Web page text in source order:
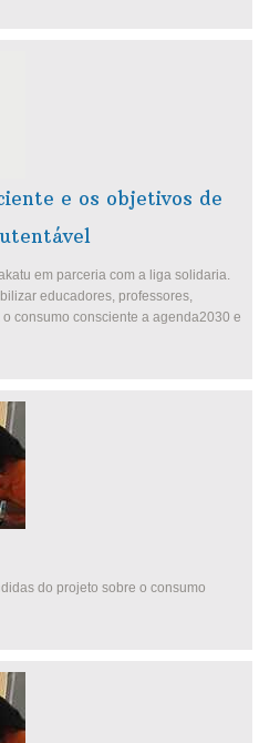
e os objetivos de
em parceria com a liga solidaria.
educadores, professores,
consumo consciente a agenda2030 e
do projeto sobre o consumo